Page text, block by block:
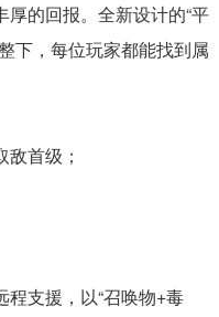
的回报。全新设计的“平
下，每位玩家都能找到属
首级；
支援，以“召唤物+毒